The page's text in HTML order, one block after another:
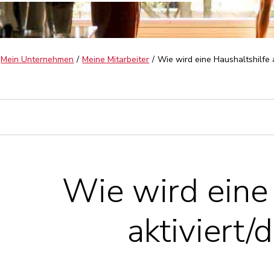
Mein Unternehmen Meine Mitarbeiter Wie wird eine Haushaltshilfe
Wie wird
aktiviert/